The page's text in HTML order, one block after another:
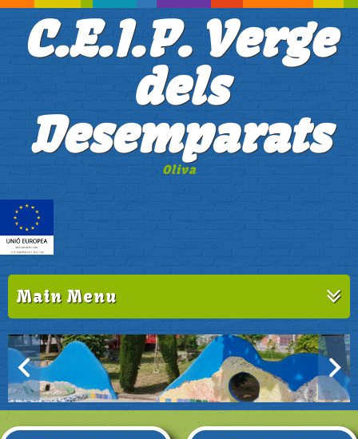
C.E.I.P. Verge
dels
Desemparats
Oliva
Main Menu